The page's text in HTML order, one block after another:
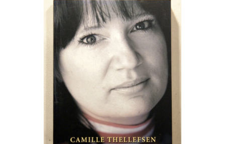
Engelsk
Erhverv
Europa
Fantasy / Sciencefiction
Filosofi
Håndarbejde